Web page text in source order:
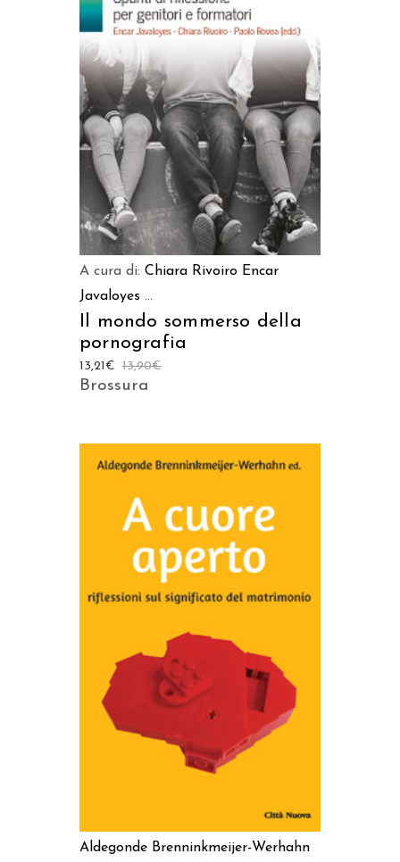
AGGIUNGI AL CARRELLO
A cura di: Chiara Rivoiro Encar
Javaloyes ...
Il mondo sommerso della
pornografia
13,90€
13,21 €
Brossura
AGGIUNGI AL CARRELLO
Aldegonde Brenninkmeijer-Werhahn